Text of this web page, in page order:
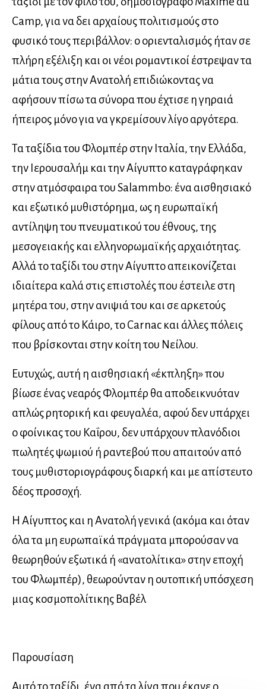
Camp, για να δει αρχαίους πολιτισμούς στο
φυσικό τους περιβάλλον: ο οριενταλισμός ήταν σε
πλήρη εξέλιξη και οι νέοι ρομαντικοί έστρεψαν τα
μάτια τους στην Ανατολή επιδιώκοντας να
αφήσουν πίσω τα σύνορα που έχτισε η γηραιά
ήπειρος μόνο για να γκρεμίσουν λίγο αργότερα.
Τα ταξίδια του Φλομπέρ στην Ιταλία, την Ελλάδα,
την Ιερουσαλήμ και την Αίγυπτο καταγράφηκαν
στην ατμόσφαιρα του Salammbo: ένα αισθησιακό
και εξωτικό μυθιστόρημα, ως η ευρωπαϊκή
αντίληψη του πνευματικού του έθνους, της
μεσογειακής και ελληνορωμαϊκής αρχαιότητας.
Αλλά το ταξίδι του στην Αίγυπτο απεικονίζεται
ιδιαίτερα καλά στις επιστολές που έστειλε στη
μητέρα του, στην ανιψιά του και σε αρκετούς
φίλους από το Κάιρο, το Carnac και άλλες πόλεις
που βρίσκονται στην κοίτη του Νείλου.
Ευτυχώς, αυτή η αισθησιακή «έκπληξη» που
βίωσε ένας νεαρός Φλομπέρ θα αποδεικνυόταν
απλώς ρητορική και φευγαλέα, αφού δεν υπάρχει
o φοίνικας του Καΐρου, δεν υπάρχουν πλανόδιοι
πωλητές ψωμιού ή ραντεβού που απαιτούν από
τους μυθιστοριογράφους διαρκή και με απίστευτο
δέος προσοχή.
Η Αίγυπτος και η Ανατολή γενικά (ακόμα και όταν
όλα τα μη ευρωπαϊκά πράγματα μπορούσαν να
θεωρηθούν εξωτικά ή «ανατολίτικα» στην εποχή
του Φλωμπέρ), θεωρούνταν η ουτοπική υπόσχεση
μιας κοσμοπολίτικης Βαβέλ
Παρουσίαση